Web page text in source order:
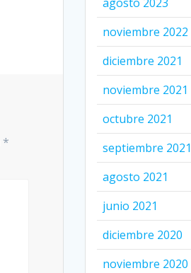
*
noviembre 2022
diciembre 2021
noviembre 2021
octubre 2021
septiembre 2021
agosto 2021
junio 2021
diciembre 2020
noviembre 2020